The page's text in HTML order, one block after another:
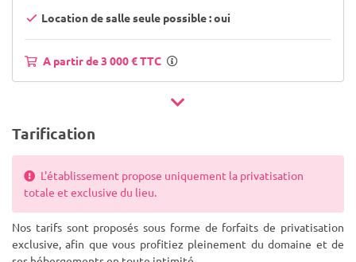
Location de salle seule possible : oui
A partir de 3 000 € TTC
Tarification
L'établissement propose uniquement la privatisation
totale et exclusive du lieu.
Nos tarifs sont proposés sous forme de forfaits de privatisation
exclusive, afin que vous profitiez pleinement du domaine et de